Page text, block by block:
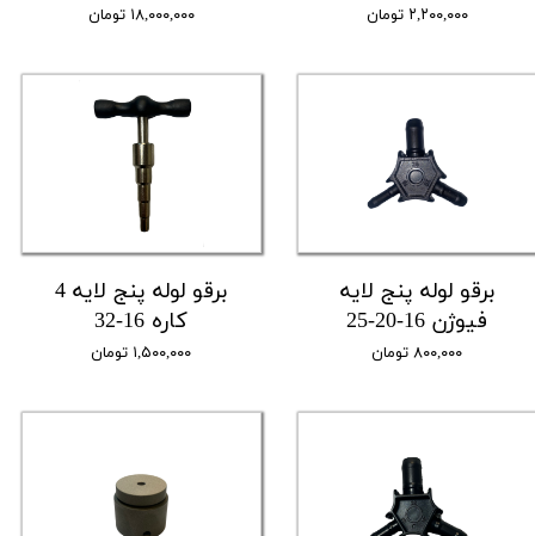
۲,۲۰۰,۰۰۰ تومان ۱۸,۰۰۰,۰۰۰ تومان
برقو لوله پنج لایه
فیوژن 16-20-25
۸۰۰,۰۰۰ تومان
برقو لوله پنج لایه 4
کاره 16-32
۱,۵۰۰,۰۰۰ تومان